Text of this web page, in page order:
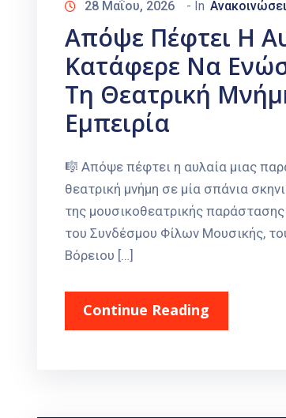
28 Μαΐου, 2026 - In
Απόψε Πέφτει Η
Κατάφερε Να
Τη Θεατρική
Εμπειρία
🎼 Απόψε πέφτει η αυλαία μιας
θεατρική μνήμη σε μία σπάνια
της μουσικοθεατρικής
του Συνδέσμου Φίλων Μουσικής,
Βόρειου […]
Continue Reading